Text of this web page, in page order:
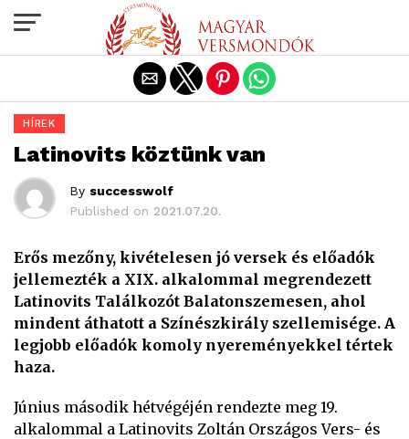
HÍREK
Latinovits köztünk van
By successwolf
Published on 2021.07.20.
Erős mezőny, kivételesen jó versek és előadók
jellemezték a XIX. alkalommal megrendezett
Latinovits Találkozót Balatonszemesen, ahol
mindent áthatott a Színészkirály szellemisége. A
legjobb előadók komoly nyereményekkel tértek
haza.
Június második hétvégéjén rendezte meg 19.
alkalommal a Latinovits Zoltán Országos Vers- és
Exit mobile version